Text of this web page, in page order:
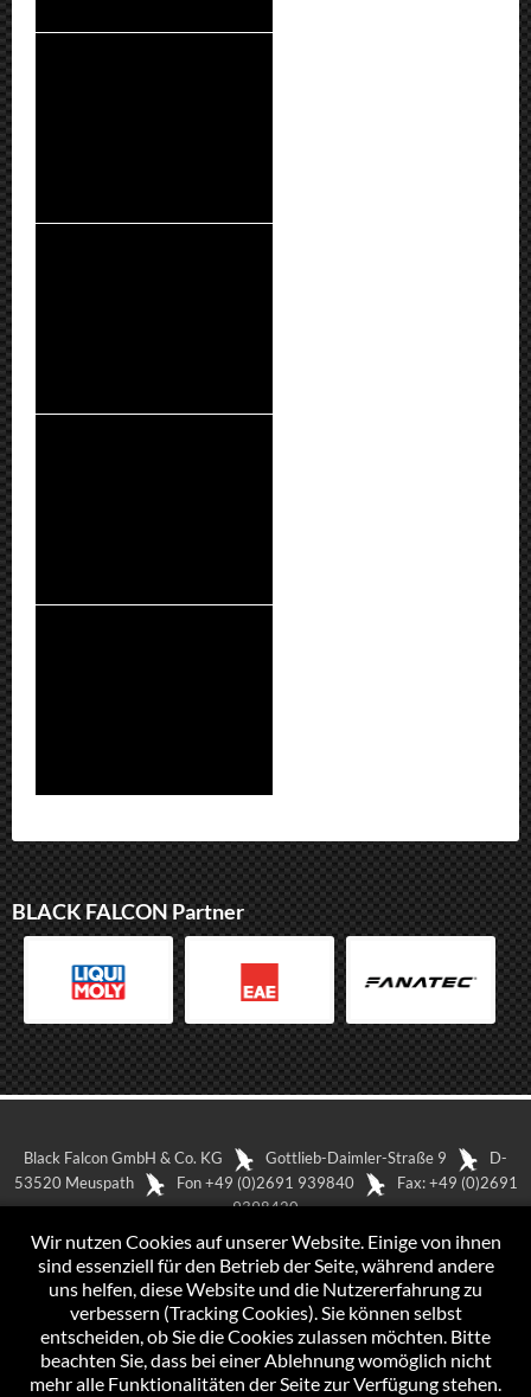
BLACK FALCON Partner
Black Falcon GmbH & Co. KG Gottlieb-Daimler-Straße 9
D-
53520 Meuspath
Fon +49 (0)2691 939840
Fax: +49 (0)2691
9398420
Datenschutzerklärung
Wir nutzen Cookies auf unserer Website. Einige von ihnen
sind essenziell für den Betrieb der Seite, während andere
uns helfen, diese Website und die Nutzererfahrung zu
verbessern (Tracking Cookies). Sie können selbst
entscheiden, ob Sie die Cookies zulassen möchten. Bitte
beachten Sie, dass bei einer Ablehnung womöglich nicht
mehr alle Funktionalitäten der Seite zur Verfügung stehen.